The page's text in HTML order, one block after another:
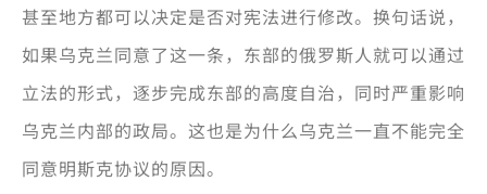
甚至地方都可以决定是否对宪法进行修改。换句话说，
如果乌克兰同意了这一条，东部的俄罗斯人就可以通过
立法的形式，逐步完成东部的高度自治，同时严重影响
乌克兰内部的政局。这也是为什么乌克兰一直不能完全
同意明斯克协议的原因。